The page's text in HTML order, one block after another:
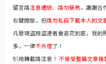
留言請注意禮貌、請勿裝熟，謝謝合
右鍵開放，但請勿私自下載本人的文
凡發現盜用盜連者會追究到底，我
多，一律不外借了！
引用轉載請注意！ 不接受整篇文章複